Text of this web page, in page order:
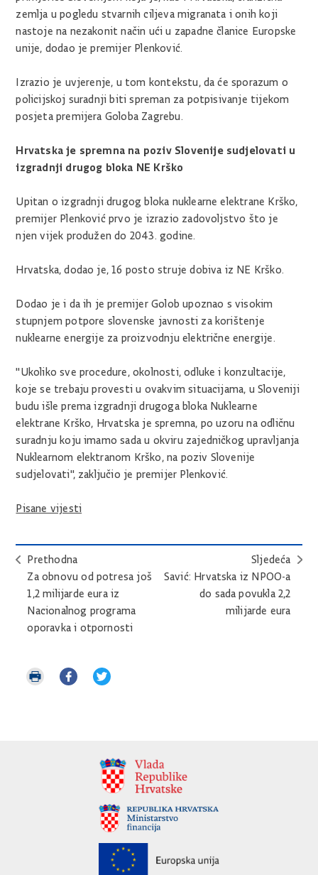
zemlja u pogledu stvarnih ciljeva migranata i onih koji
nastoje na nezakonit način ući u zapadne članice Europske
unije, dodao je premijer Plenković.
Izrazio je uvjerenje, u tom kontekstu, da će sporazum o
policijskoj suradnji biti spreman za potpisivanje tijekom
posjeta premijera Goloba Zagrebu.
Hrvatska je spremna na poziv Slovenije sudjelovati u
izgradnji drugog bloka NE Krško
Upitan o izgradnji drugog bloka nuklearne elektrane Krško,
premijer Plenković prvo je izrazio zadovoljstvo što je
njen vijek produžen do 2043. godine.
Hrvatska, dodao je, 16 posto struje dobiva iz NE Krško.
Dodao je i da ih je premijer Golob upoznao s visokim
stupnjem potpore slovenske javnosti za korištenje
nuklearne energije za proizvodnju električne energije.
"Ukoliko sve procedure, okolnosti, odluke i konzultacije,
koje se trebaju provesti u ovakvim situacijama, u Sloveniji
budu išle prema izgradnji drugoga bloka Nuklearne
elektrane Krško, Hrvatska je spremna, po uzoru na odličnu
suradnju koju imamo sada u okviru zajedničkog upravljanja
Nuklearnom elektranom Krško, na poziv Slovenije
sudjelovati", zaključio je premijer Plenković.
Pisane vijesti
Prethodna
Za obnovu od potresa još
1,2 milijarde eura iz
Nacionalnog programa
oporavka i otpornosti
Sljedeća
Savić: Hrvatska iz NPOO-a
do sada povukla 2,2
milijarde eura